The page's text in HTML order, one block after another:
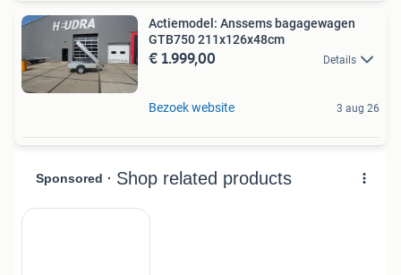
Actiemodel: Anssems bagagewagen
GTB750 211x126x48cm
€ 1.999,00 Details
Bezoek website 3 aug 26